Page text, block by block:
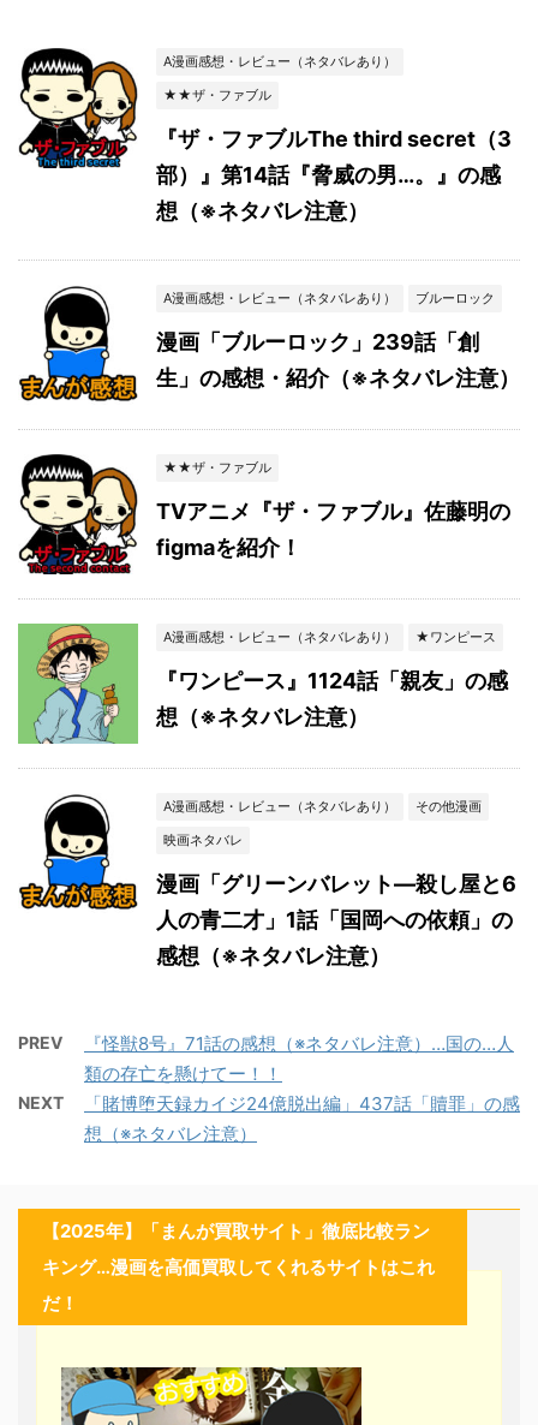
A漫画感想・レビュー（ネタバレあり）
★★ザ・ファブル
『ザ・ファブルThe third secret（3
部）』第14話『脅威の男…。』の感
想（※ネタバレ注意）
A漫画感想・レビュー（ネタバレあり） ブルーロック
漫画「ブルーロック」239話「創
生」の感想・紹介（※ネタバレ注意）
★★ザ・ファブル
TVアニメ『ザ・ファブル』佐藤明の
figmaを紹介！
A漫画感想・レビュー（ネタバレあり） ★ワンピース
『ワンピース』1124話「親友」の感
想（※ネタバレ注意）
A漫画感想・レビュー（ネタバレあり）
その他漫画
映画ネタバレ
漫画「グリーンバレット―殺し屋と6
人の青二才」1話「国岡への依頼」の
感想（※ネタバレ注意）
PREV
『怪獣8号』71話の感想（※ネタバレ注意）…国の…人
類の存亡を懸けてー！！
NEXT
「賭博堕天録カイジ24億脱出編」437話「贖罪」の感
想（※ネタバレ注意）
【2025年】「まんが買取サイト」徹底比較ラン
キング…漫画を高価買取してくれるサイトはこれ
だ！